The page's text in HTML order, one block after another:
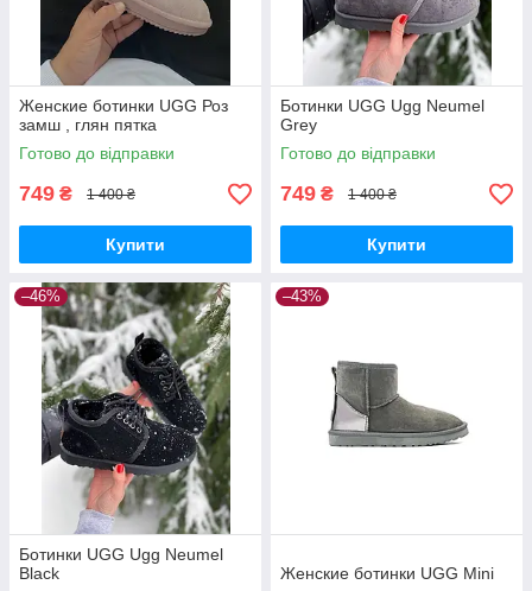
Женские ботинки UGG Роз
замш , глян пятка
Готово до відправки
749 ₴ 1 400 ₴
Купити
Ботинки UGG Ugg Neumel
Grey
Готово до відправки
749 ₴ 1 400 ₴
Купити
–46%
Ботинки UGG Ugg Neumel
Black
–43%
Женские ботинки UGG Mini